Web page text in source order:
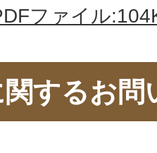
ファイル
するお問